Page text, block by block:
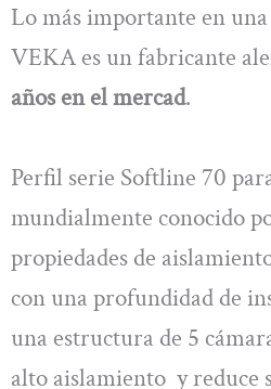
Lo más importante en
VEKA es un fabricante
años en el mercad.
Perfil serie Softline 70
mundialmente conocido
propiedades de
con una profundidad de
una estructura de 5
alto aislamiento y reduce